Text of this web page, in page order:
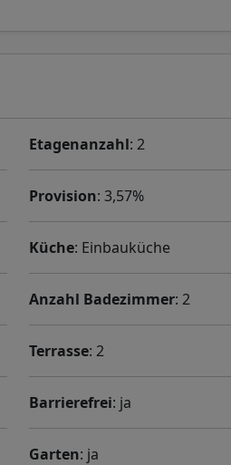
Etagenanzahl: 2
Provision: 3,57%
Küche: Einbauküche
Anzahl Badezimmer: 2
Terrasse: 2
Barrierefrei: ja
Garten: ja